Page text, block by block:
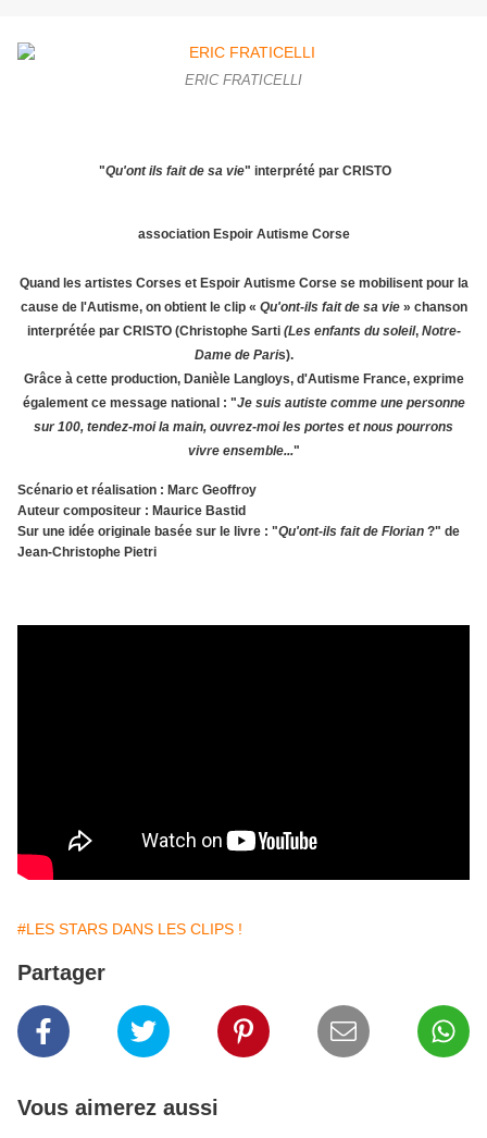
ERIC FRATICELLI
"Qu'ont ils fait de sa vie" interprété par CRISTO
association Espoir Autisme Corse
Quand les artistes Corses et Espoir Autisme Corse se mobilisent pour la
cause de l'Autisme, on obtient le clip « Qu'ont-ils fait de sa vie» chanson
interprétée par CRISTO (Christophe Sarti (Les enfants du soleil, Notre-
Dame de Paris).
Grâce à cette production, Danièle Langloys, d'Autisme France, exprime
également ce message national : "Je suis autiste comme une personne
sur 100, tendez-moi la main, ouvrez-moi les portes et nous pourrons
vivre ensemble..."
Scénario et réalisation : Marc Geoffroy
Auteur compositeur : Maurice Bastid
Sur une idée originale basée sur le livre : "Qu'ont-ils fait de Florian ?" de
Jean-Christophe Pietri
#LES STARS DANS LES CLIPS !
Partager
Vous aimerez aussi